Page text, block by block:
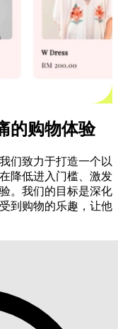
的购物体验
们致力于打造一个以
降低进入门槛、激发
。我们的目标是深化
到购物的乐趣，让他